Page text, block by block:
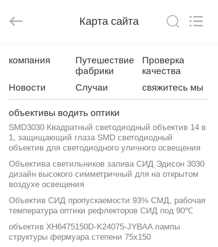
ПРОДУКТЫ
О
НАС
ЭКСКУРСИЯ
ПО
ЗАВОДУ
КОНТРОЛЬ
КАЧЕСТВА
Co.,
Карта сайта
компания
Путешествие
фабрики
Проверка
качества
Новости
Случаи свяжитесь мы
объективы водить оптики
SMD3030 Квадратный светодиодный объектив 14 в
1, защищающий глаза SMD светодиодный
объектив для светодиодного уличного освещения
Объектива светильников залива СИД Эдисон 3030
дизайн высокого симметричный для на открытом
воздухе освещения
Объектив СИД пропускаемости 93% СМД, рабочая
температура оптики рефлекторов СИД под 90℃
объектив XH6475150D-K24075-JYBAA лампы
структуры фермуара степени 75x150